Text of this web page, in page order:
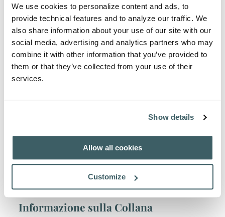
We use cookies to personalize content and ads, to
provide technical features and to analyze our traffic. We
also share information about your use of our site with our
social media, advertising and analytics partners who may
combine it with other information that you’ve provided to
them or that they’ve collected from your use of their
services.
Show details
Allow all cookies
Customize
* Solo bonifico bancario o assegno personale.
EMAIL:QUARACCHI@OFM.ORG
Informazioni sull'Autore
Pietro di Giovanni Olivi (1248/49-1298)
Nativo di Sérignan, nel sud della Francia, entrò tra i Frati
Successivamente esercitò la docenza nel sud della Francia e a
Firenze, concludendo gli anni della sua vita insegnando a
produzione comprende opere filosofiche, commentari delle
Informazione sulla Collana